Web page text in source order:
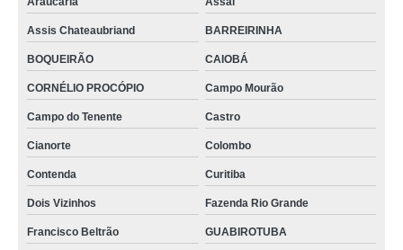
Assis Chateaubriand BARREIRINHA
BOQUEIRÃO CAIOBÁ
CORNÉLIO PROCÓPIO Campo Mourão
Campo do Tenente Castro
Cianorte Colombo
Contenda Curitiba
Dois Vizinhos Fazenda Rio Grande
Francisco Beltrão GUABIROTUBA